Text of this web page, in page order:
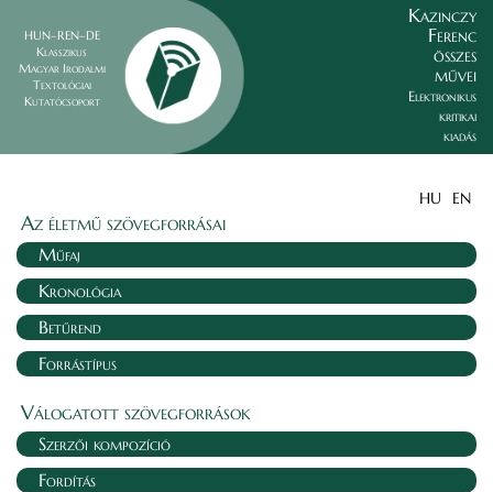
HUN–REN–DE
Klasszikus
Magyar Irodalmi
Textológiai
Kutatócsoport
Kazinczy
Ferenc
összes
művei
Elektronikus
kritikai
kiadás
HU EN
Az életmű szövegforrásai
Műfaj
Kronológia
Betűrend
Forrástípus
Válogatott szövegforrások
Szerzői kompozíció
Fordítás